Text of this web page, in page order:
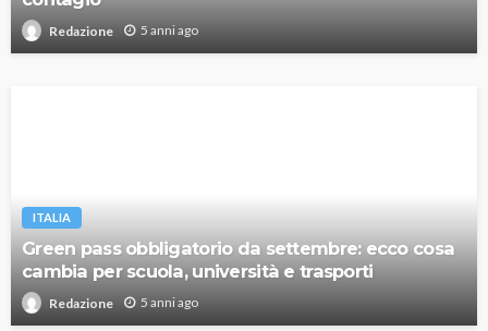
Redazione 5 anni ago
ITALIA
Green pass obbligatorio da settembre: ecco cosa
cambia per scuola, università e trasporti
Redazione 5 anni ago